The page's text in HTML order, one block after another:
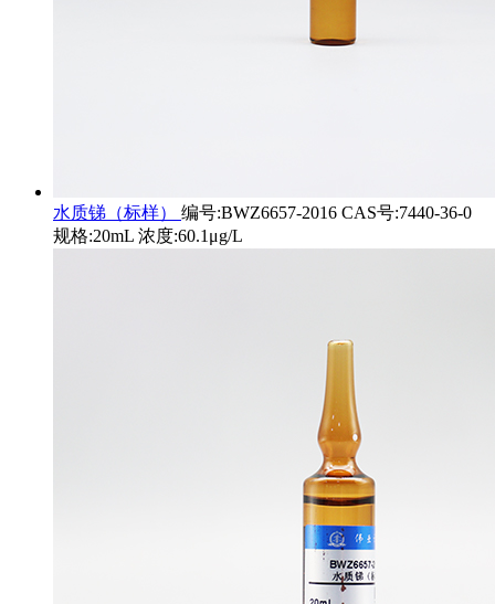
水质锑（标样） 编号:BWZ6657-2016 CAS号:7440-36-0
规格:20mL 浓度:60.1μg/L